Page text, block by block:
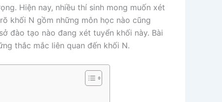
Hiện nay, nhiều thí sinh mong muốn xét
khối N gồm những môn học nào cũng
đào tạo nào đang xét tuyển khối này. Bài
thắc mắc liên quan đến khối N.